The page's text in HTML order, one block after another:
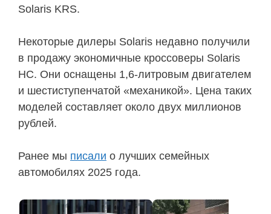
Solaris KRS.
Некоторые дилеры Solaris недавно получили
в продажу экономичные кроссоверы Solaris
HC. Они оснащены 1,6-литровым двигателем
и шестиступенчатой «механикой». Цена таких
моделей составляет около двух миллионов
рублей.
Ранее мы писали о лучших семейных
автомобилях 2025 года.